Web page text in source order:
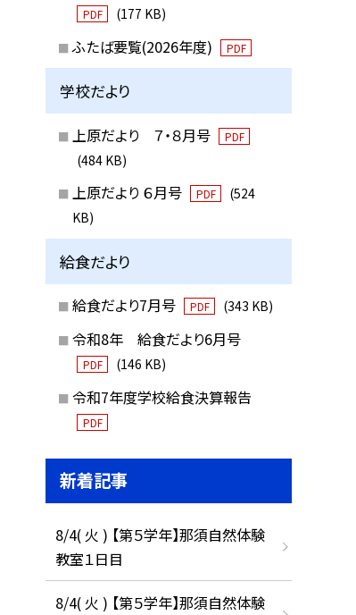
PDF (177 KB)
ふたば要覧(2026年度) PDF
学校だより
上原だより ７・８月号 PDF
(484 KB)
上原だより ６月号 PDF
(524
KB)
給食だより
給食だより7月号 PDF (343 KB)
令和8年 給食だより6月号
PDF (146 KB)
令和7年度学校給食決算報告
PDF
新着記事
8/4( 火 ) 【第５学年】那須自然体験
教室１日目
8/4( 火 ) 【第５学年】那須自然体験